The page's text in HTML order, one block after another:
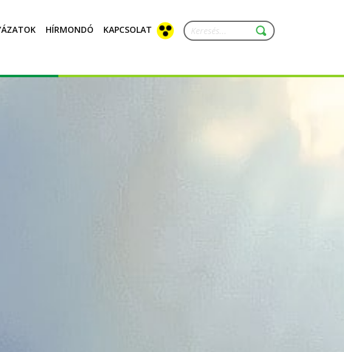
HÍRMONDÓ KAPCSOLAT